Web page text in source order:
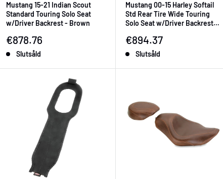
Mustang 15-21 Indian Scout
Standard Touring Solo Seat
w/Driver Backrest - Brown
Försäljningspris
€878.76
Slutsåld
Mustang 00-15 Harley Softail
Std Rear Tire Wide Touring
Solo Seat w/Driver Backrest
Försäljningspris
€894.37
Slutsåld